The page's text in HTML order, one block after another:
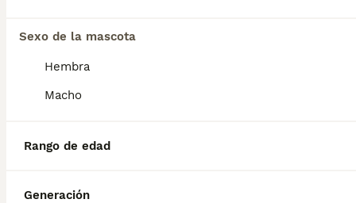
Sexo de la mascota
Hembra
Macho
Rango de edad
Generación
de cavar.
¿Mudi perro precio?
¿Quién fue Mudi?